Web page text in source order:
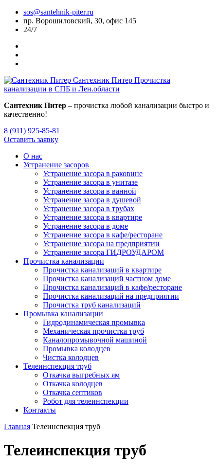
sos@santehnik-piter.ru
пр. Ворошиловский, 30, офис 145
24/7
Сантехник Питер Прочистка
канализации в СПБ и Лен.области
Сантехник Питер – прочистка любой канализации быстро и
качественно!
8 (911) 925-85-81
Оставить заявку
О нас
Устранение засоров
Устранение засора в раковине
Устранение засора в унитазе
Устранение засора в ванной
Устранение засора в душевой
Устранение засора в трубах
Устранение засора в квартире
Устранение засора в доме
Устранение засора в кафе/ресторане
Устранение засора на предприятии
Устранение засора ГИДРОУДАРОМ
Прочистка канализации
Прочистка канализаций в квартире
Прочистка канализаций частном доме
Прочистка канализаций в кафе/ресторане
Прочистка канализаций на предприятии
Прочистка труб канализаций
Промывка канализации
Гидродинамическая промывка
Механическая прочистка труб
Каналопромывочной машиной
Промывка колодцев
Чистка колодцев
Телеинспекция труб
Откачка выгребных ям
Откачка колодцев
Откачка септиков
Робот для телеинспекции
Контакты
Главная Телеинспекция труб
Телеинспекция труб